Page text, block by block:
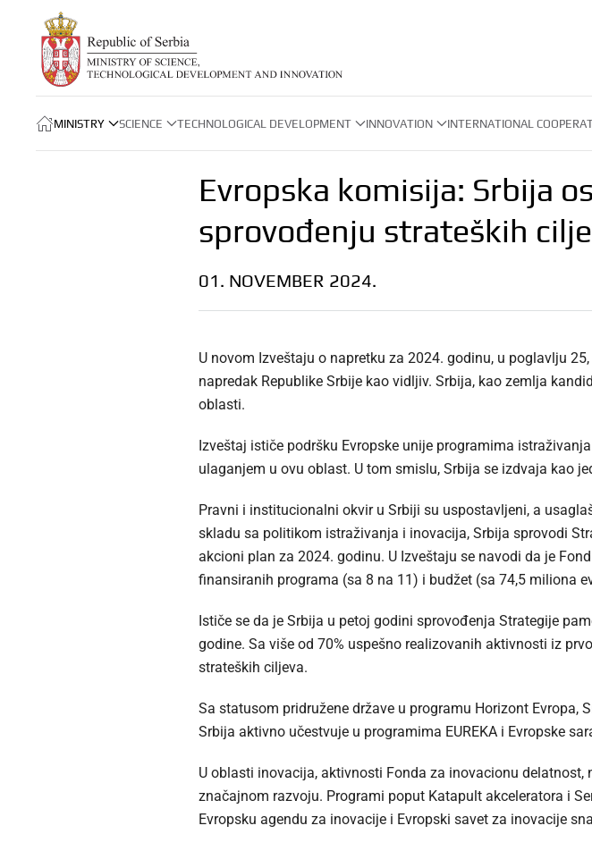
MINISTRY SCIENCE TECHNOLOGICAL DEVELOPMENT INNOVATION INTERNATIONAL
Evropska komisija: Srbija
sprovođenju strateških
01. NOVEMBER 2024.
U novom Izveštaju o napretku za 2024. godinu, u poglavlju
napredak Republike Srbije kao vidljiv. Srbija, kao zemlja
oblasti.
Izveštaj ističe podršku Evropske unije programima
ulaganjem u ovu oblast. U tom smislu, Srbija se izdvaja kao
Pravni i institucionalni okvir u Srbiji su uspostavljeni, a
skladu sa politikom istraživanja i inovacija, Srbija sprovodi
akcioni plan za 2024. godinu. U Izveštaju se navodi da je
finansiranih programa (sa 8 na 11) i budžet (sa 74,5 miliona
Ističe se da je Srbija u petoj godini sprovođenja Strategije
godine. Sa više od 70% uspešno realizovanih aktivnosti iz
strateških ciljeva.
Sa statusom pridružene države u programu Horizont Evropa,
Srbija aktivno učestvuje u programima EUREKA i Evropske
U oblasti inovacija, aktivnosti Fonda za inovacionu
značajnom razvoju. Programi poput Katapult akceleratora i
Evropsku agendu za inovacije i Evropski savet za inovacije